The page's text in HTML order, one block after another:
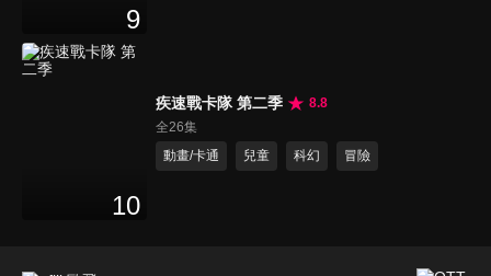
9
10
疾速戰卡隊 第二季
8.8
全26集
動畫/卡通
兒童 科幻 冒險